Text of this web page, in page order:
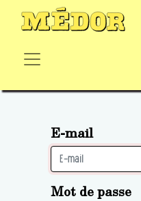
E-mail
Mot de passe